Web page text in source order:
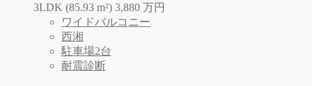
3LDK (85.93 m²) 3,880 万円
ワイドバルコニー
西湘
駐車場2台
耐震診断